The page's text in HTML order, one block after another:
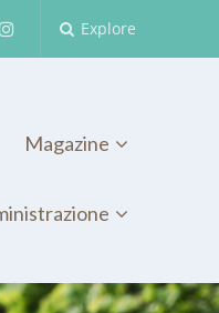
Explore
Magazine